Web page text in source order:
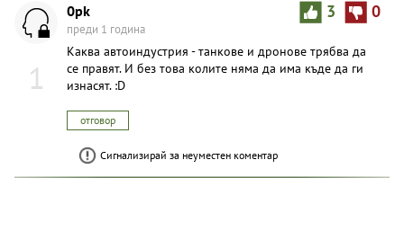
1
3 0
0pk
преди 1 година
Каква автоиндустрия - танкове и дронове трябва да
се правят. И без това колите няма да има къде да ги
изнасят. :D
отговор
Сигнализирай за неуместен коментар